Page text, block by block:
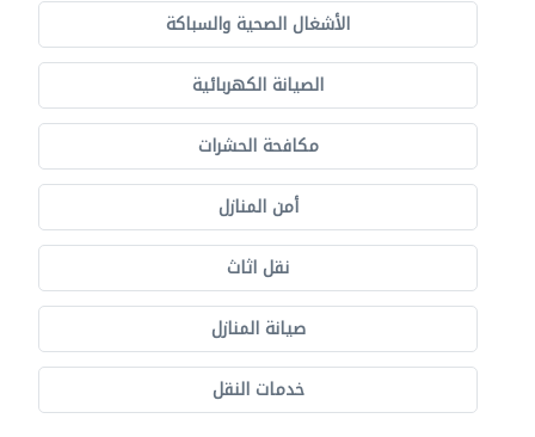
الأشغال الصحية والسباكة
الصيانة الكهربائية
مكافحة الحشرات
أمن المنازل
نقل اثاث
صيانة المنازل
خدمات النقل